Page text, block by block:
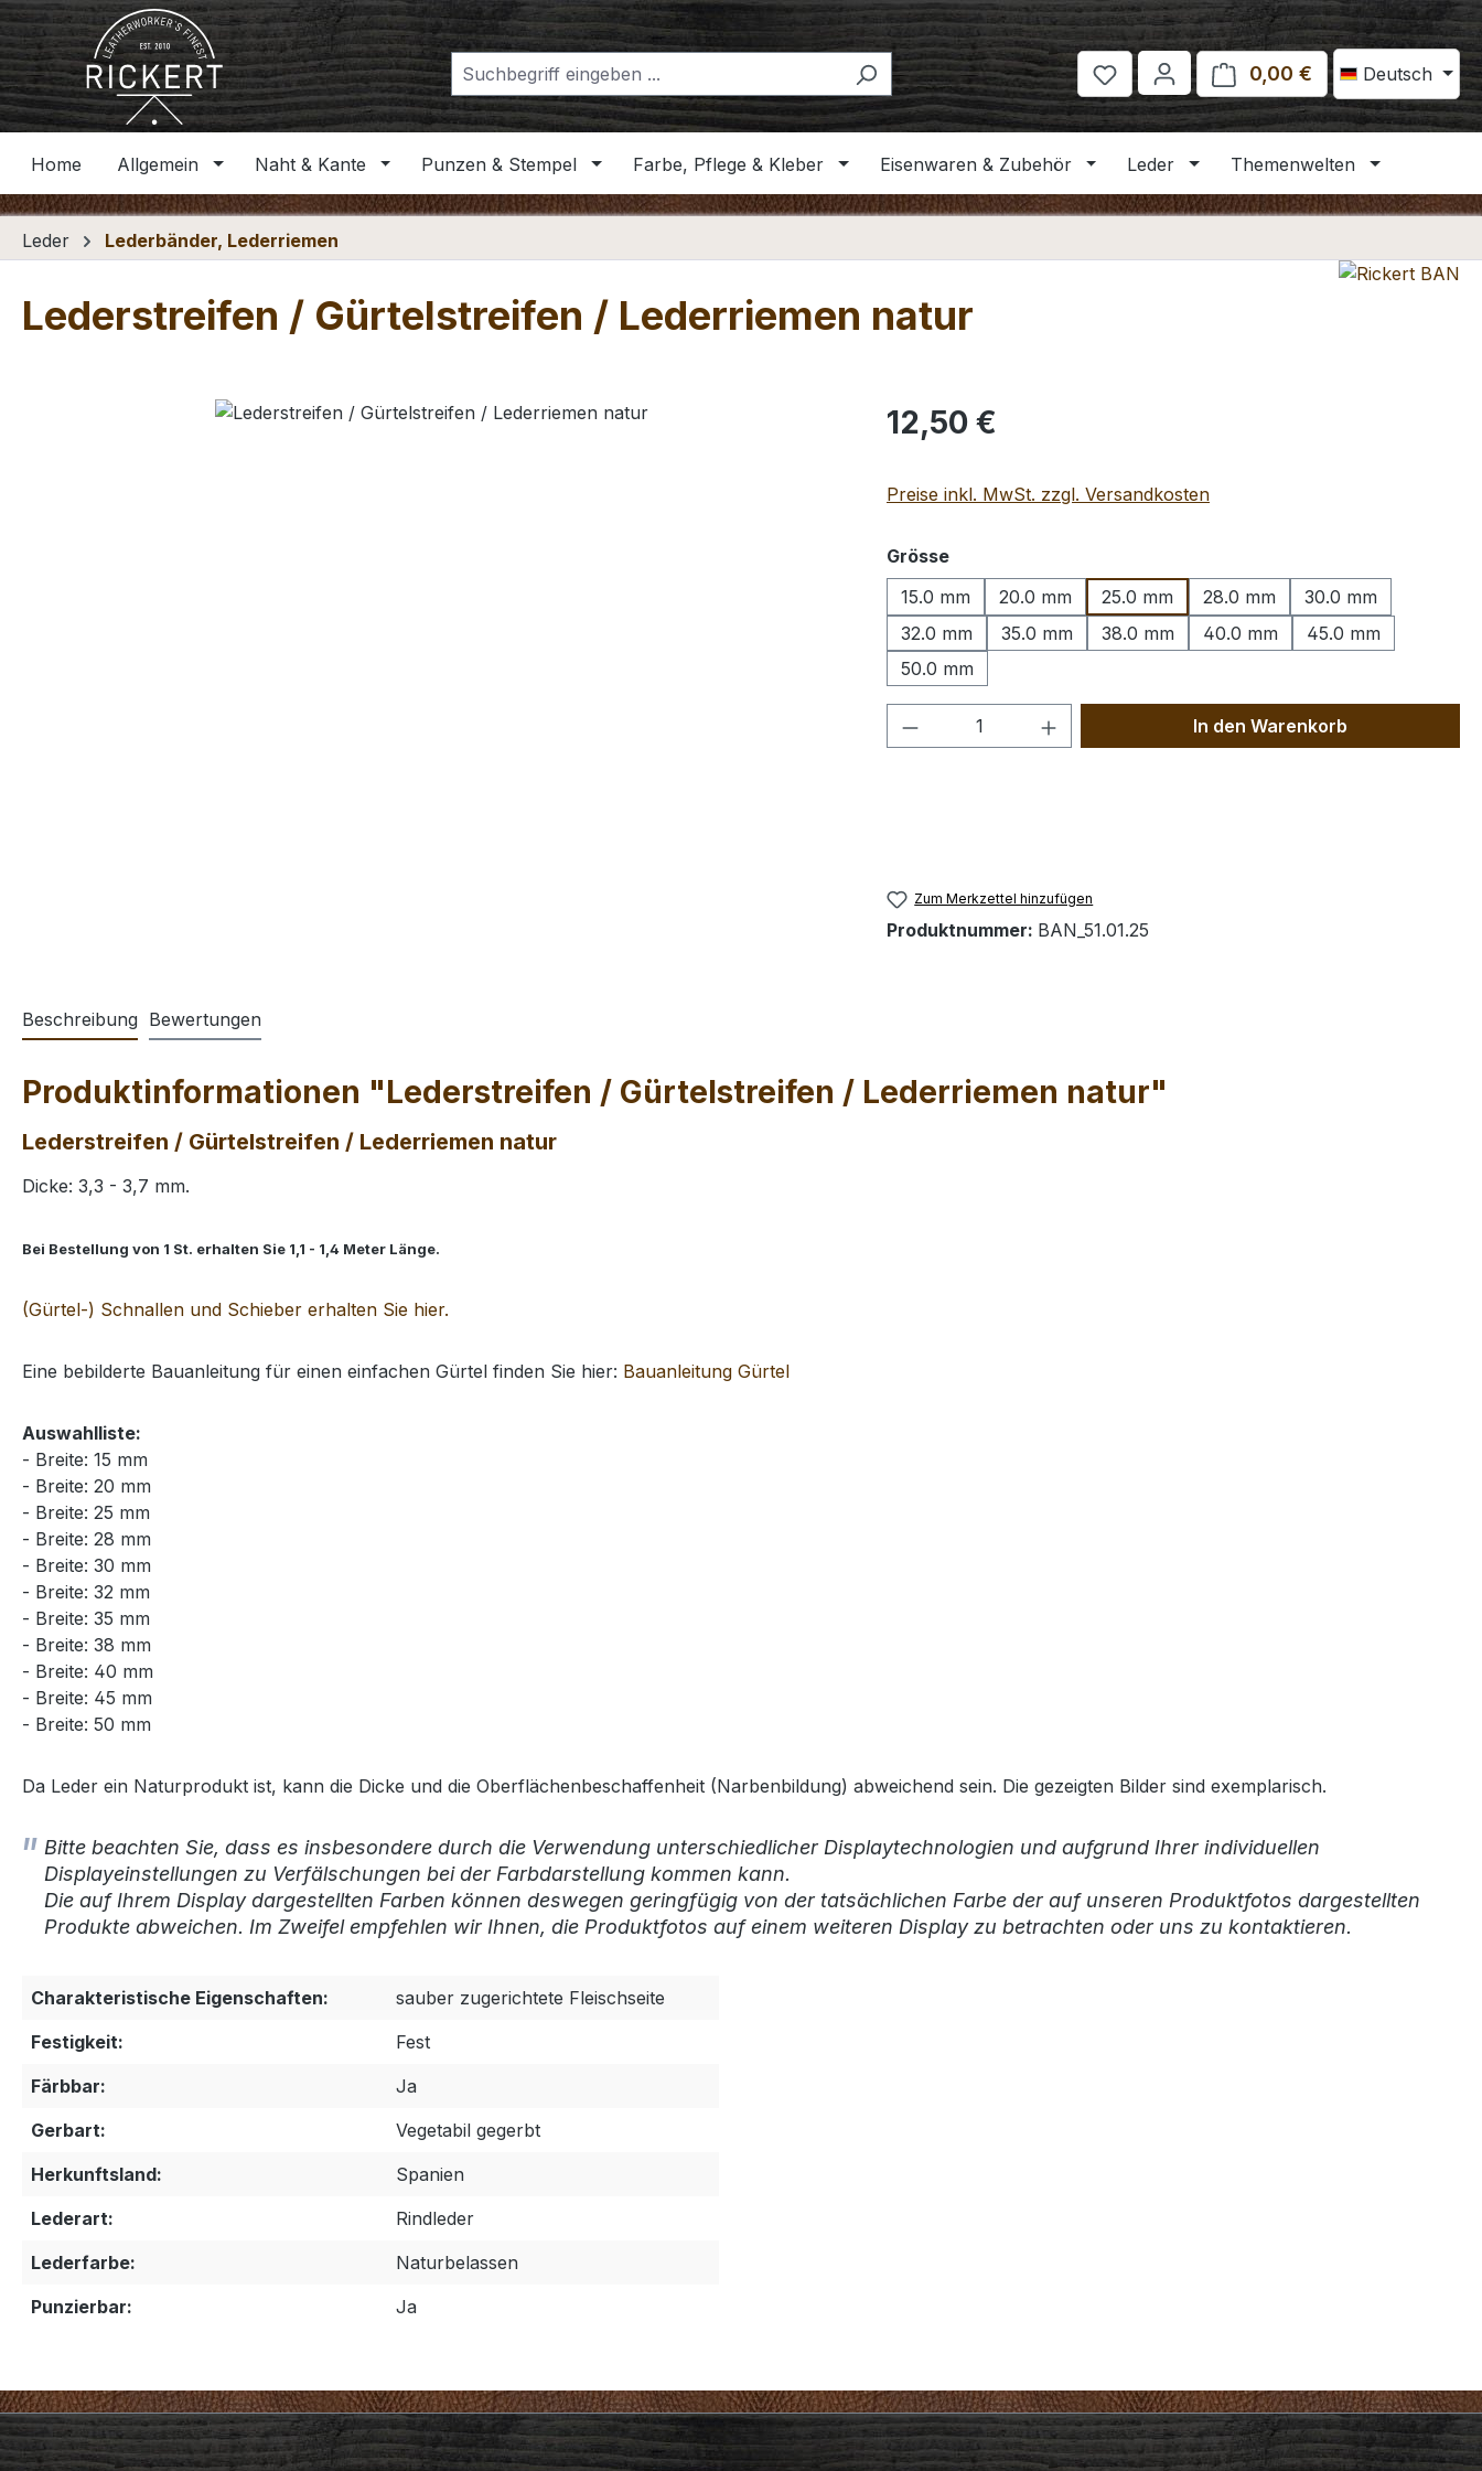
Hauptinhalt springen
Zur Suche springen
Zur Hauptnavigation springen
Deutsch
0,00 € Warenkorb
Home Allgemein Naht & Kante Punzen & Stempel Farbe, Pflege & Kleber Eisenwaren & Zubehör Leder Themenwelten
Leder Lederbänder, Lederriemen
Lederstreifen / Gürtelstreifen / Lederriemen natur
Bildergalerie überspringen Regulärer Preis:
12,50 €
Preise inkl. MwSt. zzgl. Versandkosten
Grösseauswählen
15.0 mm
20.0 mm 25.0 mm 28.0 mm
30.0 mm
32.0 mm
35.0 mm 38.0 mm 40.0 mm
45.0 mm
50.0 mm
Produkt Anzahl: Gib den gewünschten Wert
In den Warenkorb
Zum Merkzettel hinzufügen
Produktnummer: BAN_51.01.25
Beschreibung Bewertungen
Produktinformationen "Lederstreifen / Gürtelstreifen / Lederriemen natur"
Lederstreifen / Gürtelstreifen / Lederriemen natur
Dicke: 3,3 - 3,7 mm.
Bei Bestellung von 1 St. erhalten Sie 1,1 - 1,4 Meter Länge.
(Gürtel-) Schnallen und Schieber erhalten Sie hier.
Eine bebilderte Bauanleitung für einen einfachen Gürtel finden Sie hier: Bauanleitung Gürtel
Auswahlliste:
- Breite: 15 mm
- Breite: 20 mm
- Breite: 25 mm
- Breite: 28 mm
- Breite: 30 mm
- Breite: 32 mm
- Breite: 35 mm
- Breite: 38 mm
- Breite: 40 mm
- Breite: 45 mm
- Breite: 50 mm
Da Leder ein Naturprodukt ist, kann die Dicke und die Oberflächenbeschaffenheit (Narbenbildung) abweichend sein. Die gezeigten Bilder sind exemplarisch.
Bitte beachten Sie, dass es insbesondere durch die Verwendung unterschiedlicher Displaytechnologien und aufgrund Ihrer individuellen
Displayeinstellungen zu Verfälschungen bei der Farbdarstellung kommen kann.
Die auf Ihrem Display dargestellten Farben können deswegen geringfügig von der tatsächlichen Farbe der auf unseren Produktfotos dargestellten
Produkte abweichen. Im Zweifel empfehlen wir Ihnen, die Produktfotos auf einem weiteren Display zu betrachten oder uns zu kontaktieren.
Charakteristische Eigenschaften:
sauber zugerichtete Fleischseite
Festigkeit:
Fest
Färbbar:
Ja
Gerbart:
Vegetabil gegerbt
Herkunftsland:
Spanien
Lederart:
Rindleder
Lederfarbe:
Naturbelassen
Punzierbar:
Ja